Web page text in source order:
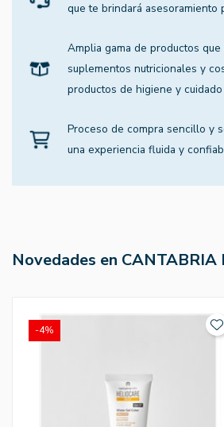
que te brindará asesoramiento
Amplia gama de productos
suplementos nutricionales y
productos de higiene y
Proceso de compra sencillo y
una experiencia fluida y
Novedades en CANTABRIA
-4%